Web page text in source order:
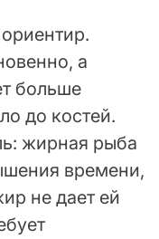
а
больше
до костей.
жирная рыба
времени,
не дает ей